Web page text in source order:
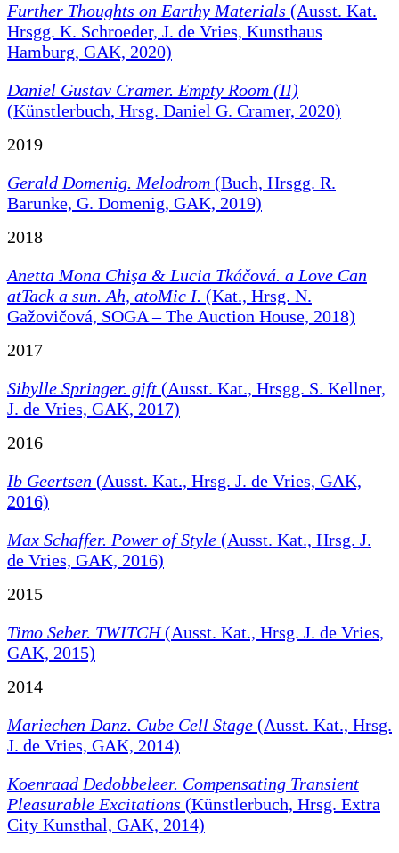
Further Thoughts on Earthy Materials (Ausst. Kat.
Hrsgg. K. Schroeder, J. de Vries, Kunsthaus
Hamburg, GAK, 2020)
Daniel Gustav Cramer. Empty Room (II)
(Künstlerbuch, Hrsg. Daniel G. Cramer, 2020)
2019
Gerald Domenig. Melodrom (Buch, Hrsgg. R.
Barunke, G. Domenig, GAK, 2019)
2018
Anetta Mona Chişa & Lucia Tkáčová. a Love Can
atTack a sun. Ah, atoMic I. (Kat., Hrsg. N.
Gažovičová, SOGA – The Auction House, 2018)
2017
Sibylle Springer. gift (Ausst. Kat., Hrsgg. S. Kellner,
J. de Vries, GAK, 2017)
2016
Ib Geertsen (Ausst. Kat., Hrsg. J. de Vries, GAK,
2016)
Max Schaffer. Power of Style (Ausst. Kat., Hrsg. J.
de Vries, GAK, 2016)
2015
Timo Seber. TWITCH(Ausst. Kat., Hrsg. J. de Vries,
GAK, 2015)
2014
Mariechen Danz. Cube Cell Stage (Ausst. Kat., Hrsg.
J. de Vries, GAK, 2014)
Koenraad Dedobbeleer. Compensating Transient
Pleasurable Excitations (Künstlerbuch, Hrsg. Extra
City Kunsthal, GAK, 2014)